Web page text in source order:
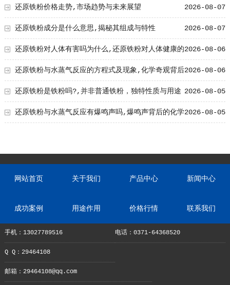
2026-08-07
还原铁粉价格走势,市场趋势与未来展望
2026-08-07
还原铁粉成分是什么意思,揭秘其组成与特性
2026-08-06
还原铁粉对人体有害吗为什么,还原铁粉对人体健康的
影响及原因解析 2026-08-06
还原铁粉与水蒸气反应的方程式及现象,化学奇观背后
的奥秘 2026-08-05
还原铁粉是铁粉吗?,并非普通铁粉，独特性质与用途
解析 2026-08-05
还原铁粉与水蒸气反应有爆鸣声吗,爆鸣声背后的化学
网站首页 关于我们 产品中心 新闻中心
成功案例 用途作用 价格行情 联系我们
手机：13027789516 电话：0371-64368520
Q Q：29464108
邮箱：29464108@qq.com